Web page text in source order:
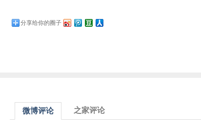
分享给你的圈子
微博评论 之家评论